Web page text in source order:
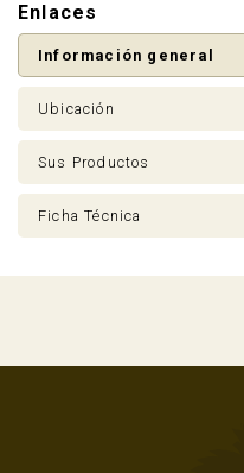
Enlaces
Información general
Ubicación
Sus Productos
Ficha Técnica